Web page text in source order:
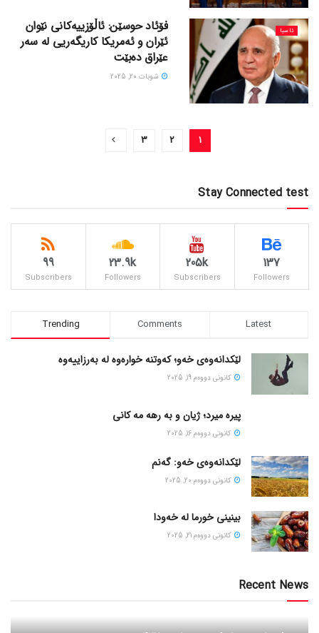
ئاسیا
فۆئاد حوسێن: ئاڵۆزییەکانی نێوان
ئێران و ئەمریکا کاریگەریی لە سەر
عێراق دەبێت
شوبات 20, 2025
1
2
3
Stay Connected test
137
Followers
205k
Subscribers
23.9k
Followers
99
Subscribers
Trending Comments Latest
لێکدانەوەی خەو؛ کەوتنە خوارەوە لە بەرزاییەوە
كانونی دووه‌م 19, 2025
پیره میرد؛ ژیان و به رهه مه کانی
كانونی دووه‌م 16, 2025
لێکدانەوەی خەو: گەنم
كانونی دووه‌م 20, 2025
بینینی خورما لە خەودا
كانونی دووه‌م 21, 2025
Recent News